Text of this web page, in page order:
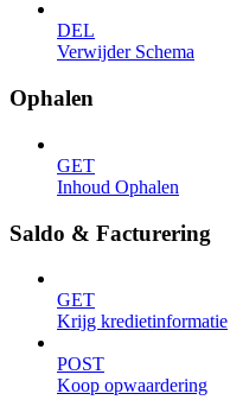
DEL
Verwijder Schema
Ophalen
GET
Inhoud Ophalen
Saldo & Facturering
GET
Krijg kredietinformatie
POST
Koop opwaardering